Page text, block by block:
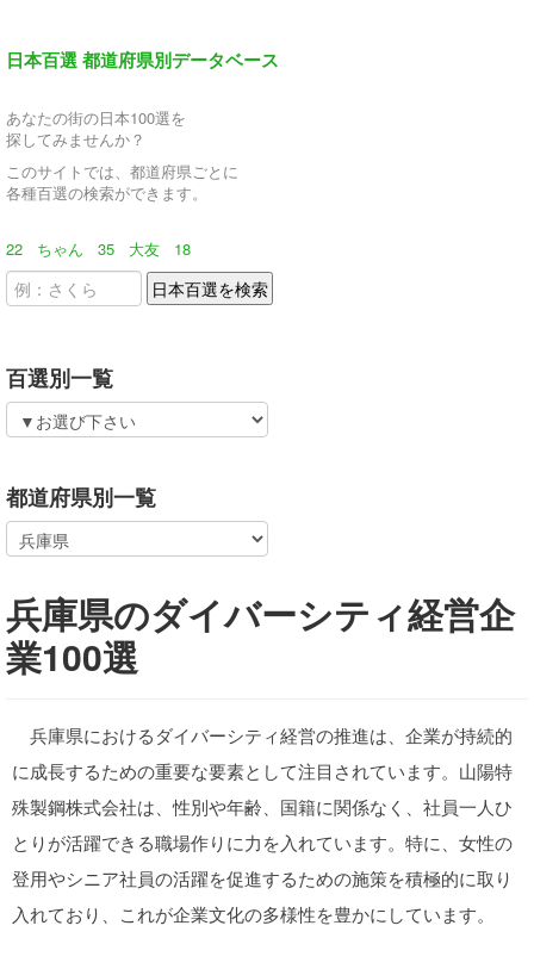
日本百選 都道府県別データベース
あなたの街の日本100選を
探してみませんか？
このサイトでは、都道府県ごとに
各種百選の検索ができます。
22 ちゃん 35 大友 18
百選別一覧
都道府県別一覧
兵庫県のダイバーシティ経営企
業100選
兵庫県におけるダイバーシティ経営の推進は、企業が持続的
に成長するための重要な要素として注目されています。山陽特
殊製鋼株式会社は、性別や年齢、国籍に関係なく、社員一人ひ
とりが活躍できる職場作りに力を入れています。特に、女性の
登用やシニア社員の活躍を促進するための施策を積極的に取り
入れており、これが企業文化の多様性を豊かにしています。